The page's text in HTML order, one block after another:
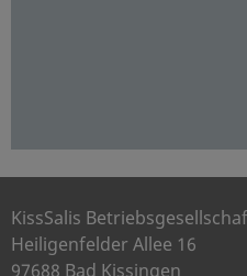
KissSalis
Heiligenfelder Allee 16
97688 Bad Kissingen